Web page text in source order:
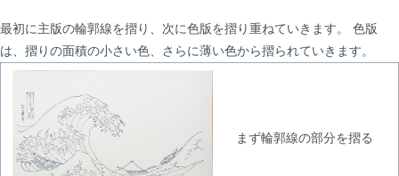
最初に主版の輪郭線を摺り、次に色版を摺り重ねていきます。 色版
は、摺りの面積の小さい色、さらに薄い色から摺られていきます。
まず輪郭線の部分を摺る